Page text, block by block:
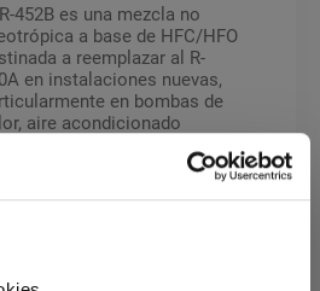
452B es una mezcla no
a base de HFC/HFO
a reemplazar al R-
en instalaciones nuevas,
en bombas de
aire acondicionado
y enfriadoras de líquidos de